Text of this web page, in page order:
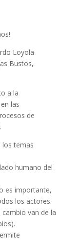
Loyola
Bustos,
a la
las
de
los temas
humano del
es importante,
los actores.
van de la